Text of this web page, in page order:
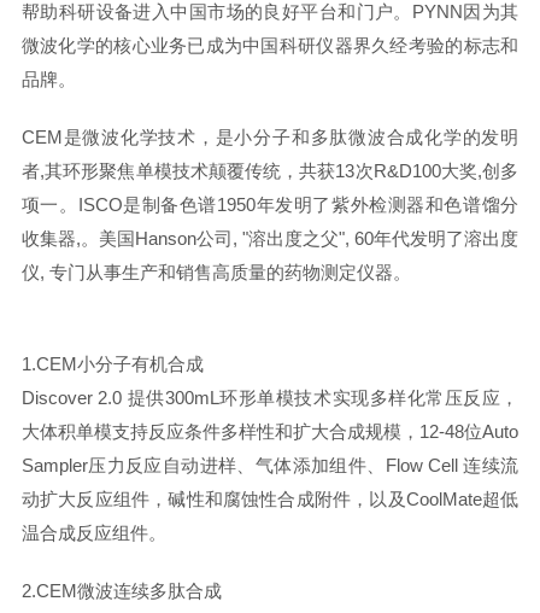
帮助科研设备进入中国市场的良好平台和门户。PYNN因为其
微波化学的核心业务已成为中国科研仪器界久经考验的标志和
品牌。
CEM是微波化学技术，是小分子和多肽微波合成化学的发明
者,其环形聚焦单模技术颠覆传统，共获13次R&D100大奖,创多
项一。ISCO是制备色谱1950年发明了紫外检测器和色谱馏分
收集器,。美国Hanson公司, "溶出度之父", 60年代发明了溶出度
仪, 专门从事生产和销售高质量的药物测定仪器。
1.CEM小分子有机合成
Discover 2.0 提供300mL环形单模技术实现多样化常压反应，
大体积单模支持反应条件多样性和扩大合成规模，12-48位Auto
Sampler压力反应自动进样、气体添加组件、Flow Cell 连续流
动扩大反应组件，碱性和腐蚀性合成附件，以及CoolMate超低
温合成反应组件。
2.CEM微波连续多肽合成